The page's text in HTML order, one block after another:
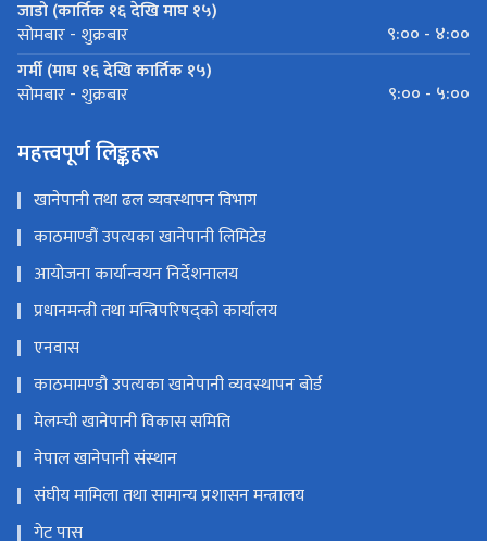
कार्यालय समय
जाडो (कार्तिक १६ देखि माघ १५)
सोमबार - शुक्रबार
९:०० - ४:००
सोमबार - शुक्रबार
महत्त्वपूर्ण लिङ्कहरू
खानेपानी तथा ढल व्यवस्थापन विभाग
काठमाण्डौं उपत्यका खानेपानी लिमिटेड
आयोजना कार्यान्वयन निर्देशनालय
प्रधानमन्त्री तथा मन्त्रिपरिषद्को कार्यालय
एनवास
काठमामण्डौ उपत्यका खानेपानी व्यवस्थापन बोर्ड
मेलम्ची खानेपानी विकास समिति
नेपाल खानेपानी संस्थान